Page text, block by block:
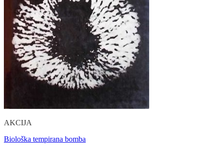
AKCIJA
Biološka tempirana bomba